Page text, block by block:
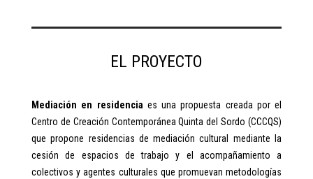
EL PROYECTO
Mediación en residencia es una propuesta creada por el
Centro de Creación Contemporánea Quinta del Sordo (CCCQS)
que propone residencias de mediación cultural mediante la
cesión de espacios de trabajo y el acompañamiento a
colectivos y agentes culturales que promuevan metodologías